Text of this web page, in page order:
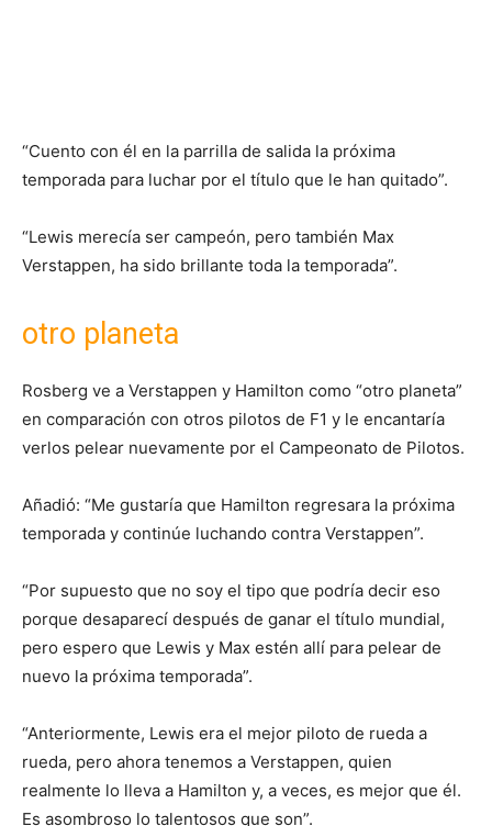
“Cuento con él en la parrilla de salida la próxima
temporada para luchar por el título que le han quitado”.
“Lewis merecía ser campeón, pero también Max
Verstappen, ha sido brillante toda la temporada”.
otro planeta
Rosberg ve a Verstappen y Hamilton como “otro planeta”
en comparación con otros pilotos de F1 y le encantaría
verlos pelear nuevamente por el Campeonato de Pilotos.
Añadió: “Me gustaría que Hamilton regresara la próxima
temporada y continúe luchando contra Verstappen”.
“Por supuesto que no soy el tipo que podría decir eso
porque desaparecí después de ganar el título mundial,
pero espero que Lewis y Max estén allí para pelear de
nuevo la próxima temporada”.
“Anteriormente, Lewis era el mejor piloto de rueda a
rueda, pero ahora tenemos a Verstappen, quien
realmente lo lleva a Hamilton y, a veces, es mejor que él.
Es asombroso lo talentosos que son”.